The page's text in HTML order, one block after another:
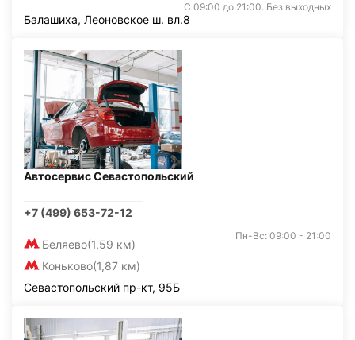
С 09:00 до 21:00. Без выходных
Балашиха, Леоновское ш. вл.8
Автосервис Севастопольский
+7 (499) 653-72-12
Беляево(1,59 км)
Коньково(1,87 км)
Пн-Вс: 09:00 - 21:00
Севастопольский пр-кт, 95Б